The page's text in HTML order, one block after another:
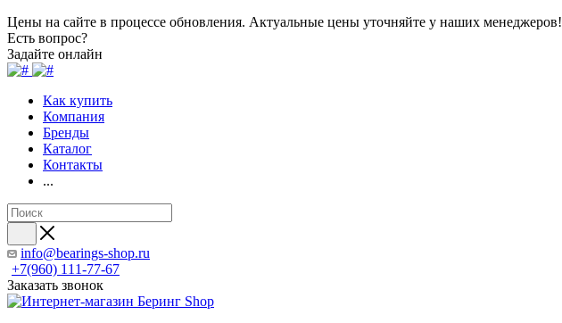
Цены на сайте в процессе обновления. Актуальные цены уточняйте у наших менеджеров!
Есть вопрос?
Задайте онлайн
Как купить
Компания
Бренды
Каталог
Контакты
...
info@bearings-shop.ru
+7(960) 111-77-67
Заказать звонок